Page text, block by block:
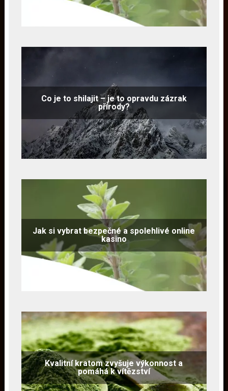
Co je to shilajit – je to opravdu zázrak
přírody?
Jak si vybrat bezpečné a spolehlivé online
kasino
Kvalitní kratom zvyšuje výkonnost a
pomáhá k vítězství